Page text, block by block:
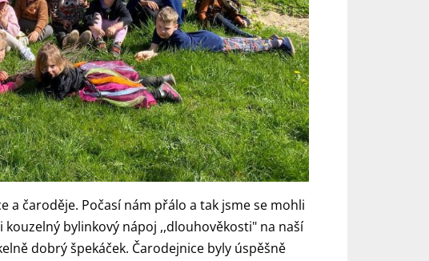
čaroděje. Počasí nám přálo a tak jsme se mohli
bylinkový nápoj ,,dlouhověkosti" na naší
dobrý špekáček. Čarodejnice byly úspěšně